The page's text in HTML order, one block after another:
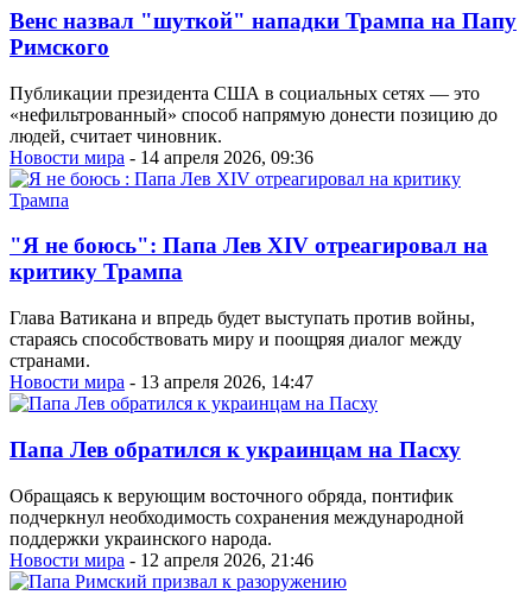
Венс назвал "шуткой" нападки Трампа на Папу
Римского
Публикации президента США в социальных сетях — это
«нефильтрованный» способ напрямую донести позицию до
людей, считает чиновник.
Новости мира - 14 апреля 2026, 09:36
"Я не боюсь": Папа Лев XIV отреагировал на
критику Трампа
Глава Ватикана и впредь будет выступать против войны,
стараясь способствовать миру и поощряя диалог между
странами.
Новости мира - 13 апреля 2026, 14:47
Папа Лев обратился к украинцам на Пасху
Обращаясь к верующим восточного обряда, понтифик
подчеркнул необходимость сохранения международной
поддержки украинского народа.
Новости мира - 12 апреля 2026, 21:46